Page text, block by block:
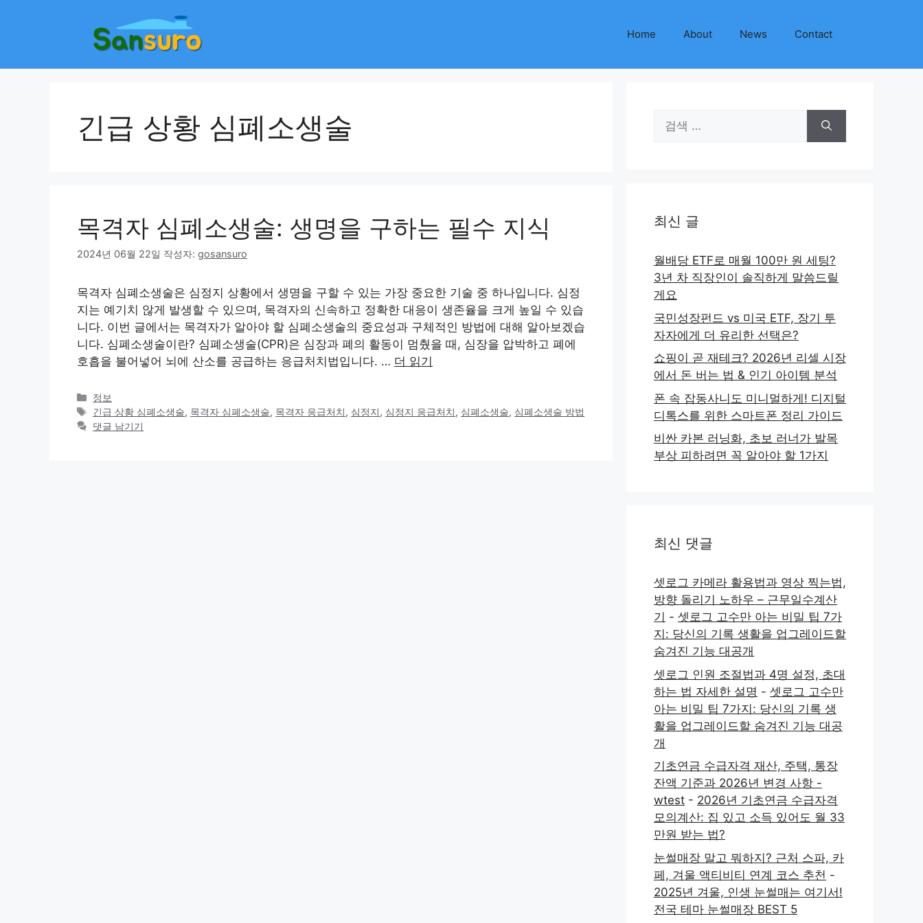
Home About News Contact
긴급 상황 심폐소생술
목격자 심폐소생술: 생명을 구하는 필수 지식
2024년 06월 22일 작성자: gosansuro
목격자 심폐소생술은 심정지 상황에서 생명을 구할 수 있는 가장 중요한 기술 중 하나입니다. 심정
지는 예기치 않게 발생할 수 있으며, 목격자의 신속하고 정확한 대응이 생존율을 크게 높일 수 있습
니다. 이번 글에서는 목격자가 알아야 할 심폐소생술의 중요성과 구체적인 방법에 대해 알아보겠습
니다. 심폐소생술이란? 심폐소생술(CPR)은 심장과 폐의 활동이 멈췄을 때, 심장을 압박하고 폐에
호흡을 불어넣어 뇌에 산소를 공급하는 응급처치법입니다. … 더 읽기
카
테
고
정보
태
그
긴급 상황 심폐소생술, 목격자 심폐소생술, 목격자 응급처치, 심정지, 심정지 응급처치, 심폐소생술, 심폐소생술 방법
댓글 남기기
색:
최신 글
월배당 ETF로 매월 100만 원 세팅?
3년 차 직장인이 솔직하게 말씀드릴
게요
국민성장펀드 vs 미국 ETF, 장기 투
자자에게 더 유리한 선택은?
쇼핑이 곧 재테크? 2026년 리셀 시장
에서 돈 버는 법 & 인기 아이템 분석
폰 속 잡동사니도 미니멀하게! 디지털
디톡스를 위한 스마트폰 정리 가이드
비싼 카본 러닝화, 초보 러너가 발목
부상 피하려면 꼭 알아야 할 1가지
최신 댓글
셋로그 카메라 활용법과 영상 찍는법,
방향 돌리기 노하우 – 근무일수계산
기 - 셋로그 고수만 아는 비밀 팁 7가
지: 당신의 기록 생활을 업그레이드할
숨겨진 기능 대공개
셋로그 인원 조절법과 4명 설정, 초대
하는 법 자세한 설명 - 셋로그 고수만
아는 비밀 팁 7가지: 당신의 기록 생
활을 업그레이드할 숨겨진 기능 대공
개
기초연금 수급자격 재산, 주택, 통장
잔액 기준과 2026년 변경 사항 -
wtest - 2026년 기초연금 수급자격
모의계산: 집 있고 소득 있어도 월 33
만원 받는 법?
눈썰매장 말고 뭐하지? 근처 스파, 카
페, 겨울 액티비티 연계 코스 추천 -
2025년 겨울, 인생 눈썰매는 여기서!
전국 테마 눈썰매장 BEST 5